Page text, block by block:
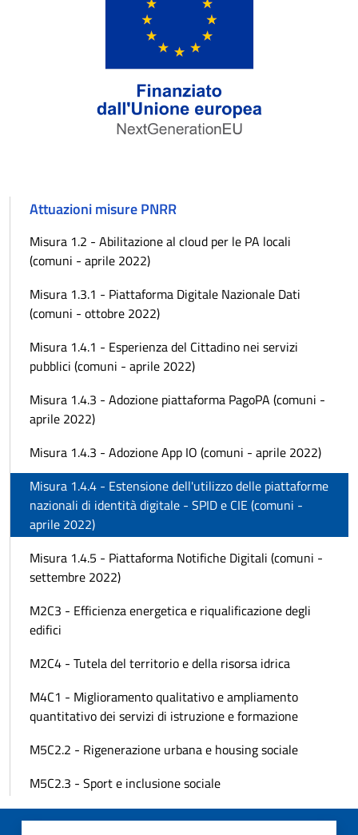
Attuazioni misure PNRR
Misura 1.2 - Abilitazione al cloud per le PA locali
(comuni - aprile 2022)
Misura 1.3.1 - Piattaforma Digitale Nazionale Dati
(comuni - ottobre 2022)
Misura 1.4.1 - Esperienza del Cittadino nei servizi
pubblici (comuni - aprile 2022)
Misura 1.4.3 - Adozione piattaforma PagoPA (comuni -
aprile 2022)
Misura 1.4.3 - Adozione App IO (comuni - aprile 2022)
Misura 1.4.4 - Estensione dell'utilizzo delle piattaforme
nazionali di identità digitale - SPID e CIE (comuni -
aprile 2022)
Misura 1.4.5 - Piattaforma Notifiche Digitali (comuni -
settembre 2022)
M2C3 - Efficienza energetica e riqualificazione degli
edifici
M2C4 - Tutela del territorio e della risorsa idrica
M4C1 - Miglioramento qualitativo e ampliamento
quantitativo dei servizi di istruzione e formazione
M5C2.2 - Rigenerazione urbana e housing sociale
M5C2.3 - Sport e inclusione sociale